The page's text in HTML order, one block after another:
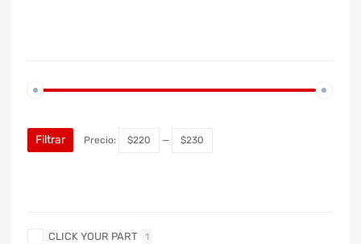
Filtrar Precio: $220 — $230
CLICK YOUR PART 1